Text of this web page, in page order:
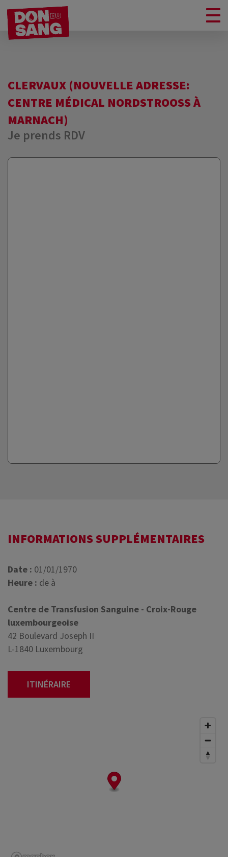
CLERVAUX (NOUVELLE ADRESSE:
CENTRE MÉDICAL NORDSTROOSS À
MARNACH)
Je prends RDV
INFORMATIONS SUPPLÉMENTAIRES
Date : 01/01/1970
Heure : de à
Centre de Transfusion Sanguine - Croix-Rouge
luxembourgeoise
42 Boulevard Joseph II
L-1840 Luxembourg
ITINÉRAIRE